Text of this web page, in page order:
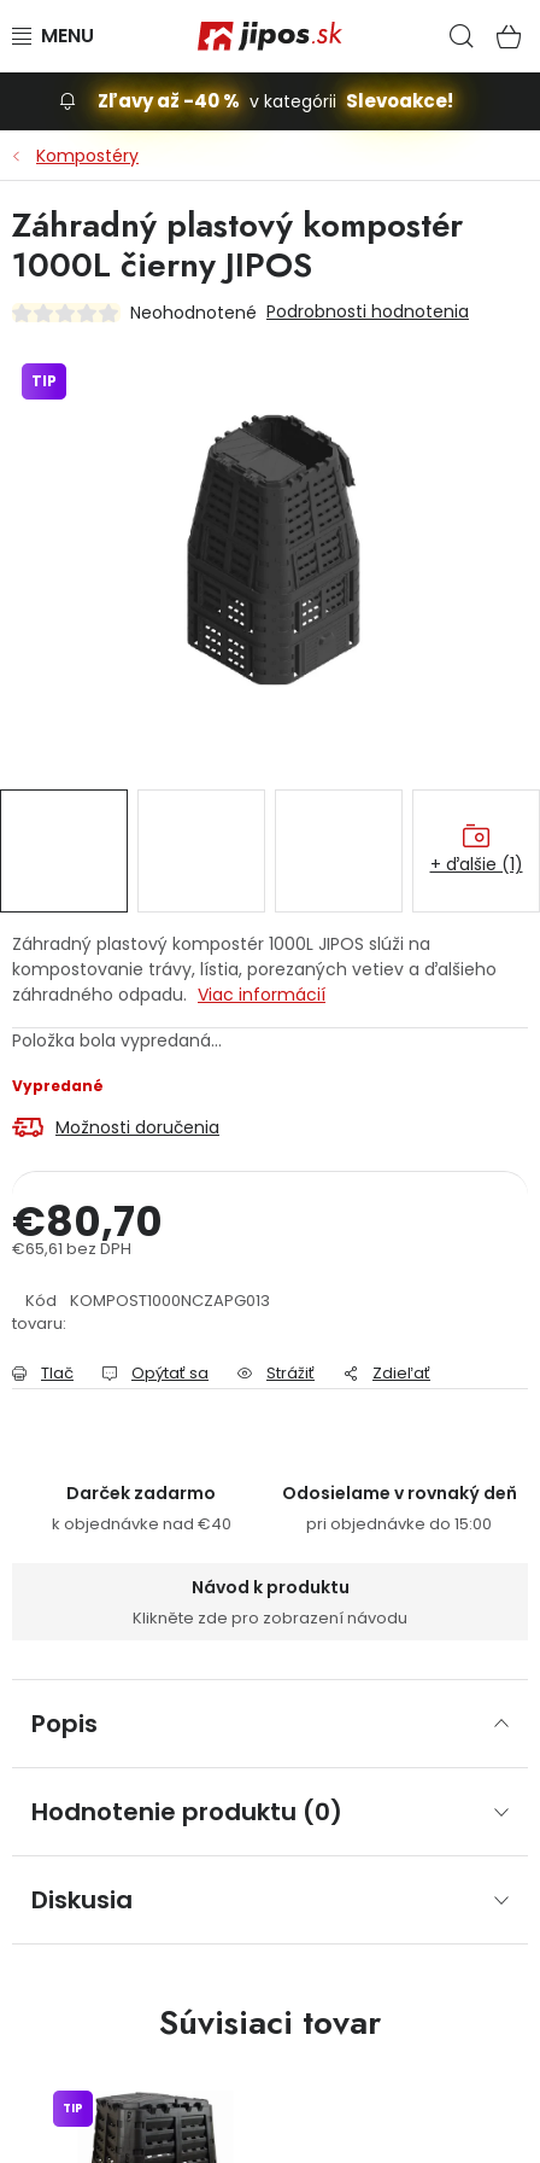
Slevoakce
Stavba, dom
Dielňa
Príslušenstvo pre automobily
Vybavenie a hračky pre deti
Ochranné pracovné pomôcky
Servis náradia Hodnotenie obchodu
Doprava a platba Váš zákaznícky účet
Kontakty
Obchodné podmienky
Podmienky ochrany osobných údajov
Přihlášení Registrace +
Zľavy až -40 % v kategórii Slevoakce!
Kompostéry
Záhradný plastový kompostér 1000L JIPOS slúži na
kompostovanie trávy, lístia, porezaných vetiev a ďalšieho
záhradného odpadu. Viac informácií
Položka bola vypredaná…
Vypredané
Možnosti doručenia
€80,70
€65,61 bez DPH
Kód
tovaru:
KOMPOST1000NCZAPG013
Tlač Opýtať sa Strážiť Zdieľať
Záhradný plastový kompostér
1000L čierny JIPOS
Neohodnotené Podrobnosti hodnotenia
TIP
+ ďalšie (1)
Darček zadarmo
k objednávke nad €40
Odosielame v rovnaký deň
pri objednávke do 15:00
Návod k produktu
Klikněte zde pro zobrazení návodu
Popis
Hodnotenie produktu (0)
Diskusia
Súvisiaci tovar
TIP